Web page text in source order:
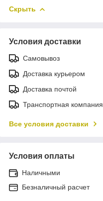
Скрыть
Условия доставки
Самовывоз
Доставка курьером
Доставка почтой
Транспортная компания
Все условия доставки
Условия оплаты
Наличными
Безналичный расчет